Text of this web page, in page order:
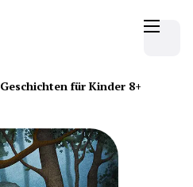
Geschichten für Kinder 8+